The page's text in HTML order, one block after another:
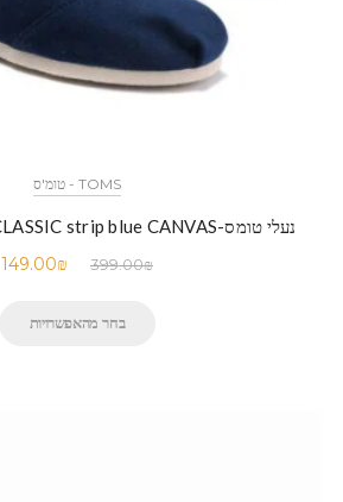
TOMS - טומ'ס
נעלי טומס-TOMS SHOES – CLASSIC strip blue CANVAS
399.00₪
149.00₪
בחר מהאפשרויות